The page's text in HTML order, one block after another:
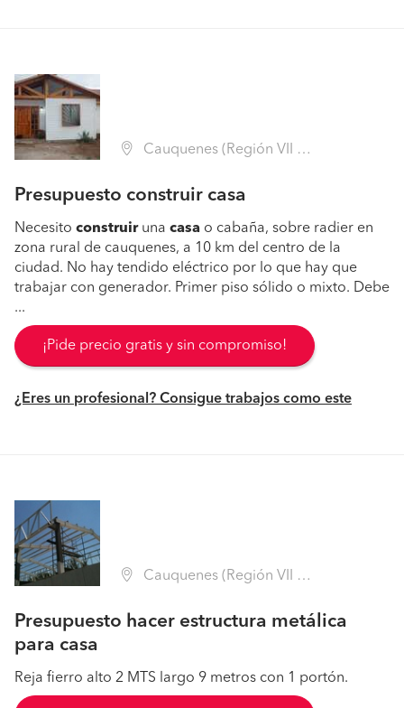
Cauquenes (Región VII Maule - Cauquenes)
Presupuesto construir casa
Necesito construiruna casa o cabaña, sobre radier en
zona rural de cauquenes, a 10 km del centro de la
ciudad. No hay tendido eléctrico por lo que hay que
trabajar con generador. Primer piso sólido o mixto. Debe
...
¡Pide precio gratis y sin compromiso!
¿Eres un profesional? Consigue trabajos como este
Cauquenes (Región VII Maule - Cauquenes)
Presupuesto hacer estructura metálica
para casa
Reja fierro alto 2 MTS largo 9 metros con 1 portón.